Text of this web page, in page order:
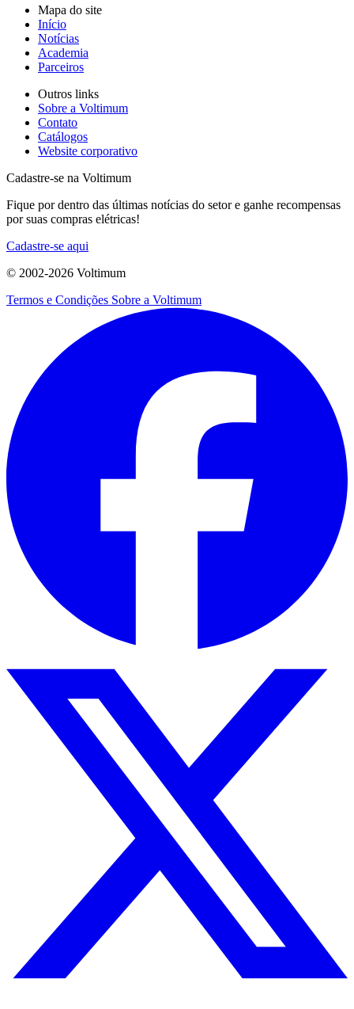
Mapa do site
Início
Notícias
Academia
Parceiros
Outros links
Sobre a Voltimum
Contato
Catálogos
Website corporativo
Cadastre-se na Voltimum
Fique por dentro das últimas notícias do setor e ganhe recompensas
por suas compras elétricas!
Cadastre-se aqui
© 2002-2026 Voltimum
Termos e Condições Sobre a Voltimum